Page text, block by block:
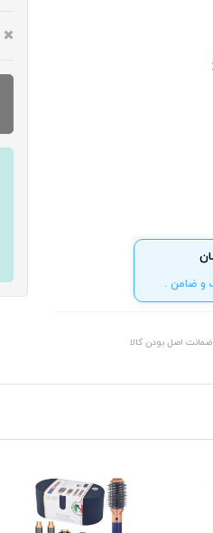
ضمانت اصل بودن کالا